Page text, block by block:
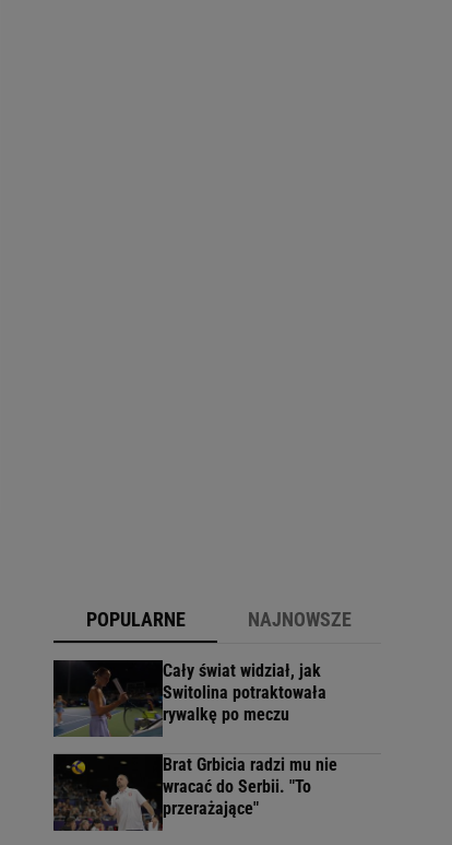
POPULARNE NAJNOWSZE
Cały świat widział, jak
Switolina potraktowała
rywalkę po meczu
Brat Grbicia radzi mu nie
wracać do Serbii. "To
przerażające"